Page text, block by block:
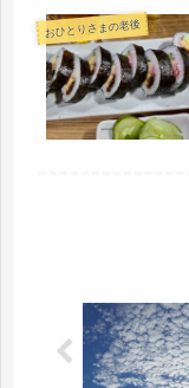
おひとりさまの老後